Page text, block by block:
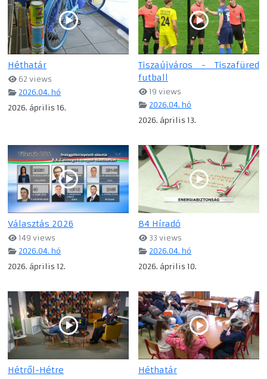
Héthatár
62 views
2026.04. hó
2026. április 16.
Tiszaújváros - Tiszafüred
futball
19 views
2026.04. hó
2026. április 13.
Választás 2026
149 views
2026.04. hó
2026. április 12.
B4 Híradó
33 views
2026.04. hó
2026. április 10.
Hétről-Hétre Héthatár